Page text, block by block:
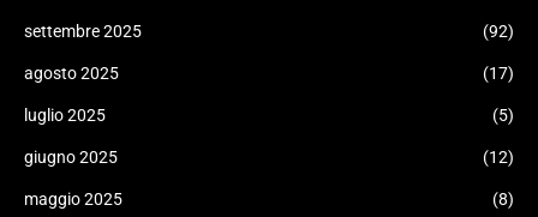
settembre 2025 (92)
agosto 2025 (17)
luglio 2025 (5)
giugno 2025 (12)
maggio 2025 (8)